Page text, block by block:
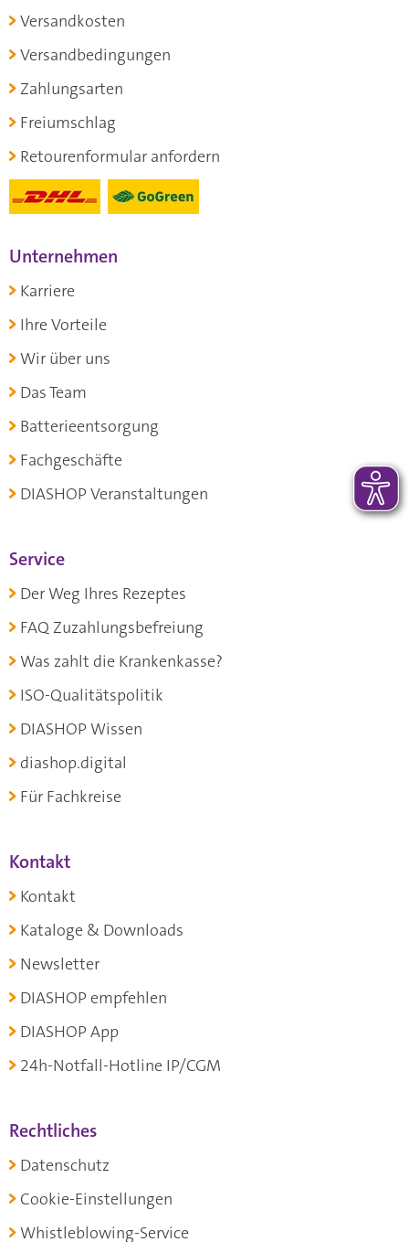
Versandkosten
Versandbedingungen
Zahlungsarten
Freiumschlag
Retourenformular anfordern
Unternehmen
Karriere
Ihre Vorteile
Wir über uns
Das Team
Batterieentsorgung
Fachgeschäfte
DIASHOP Veranstaltungen
Service
Der Weg Ihres Rezeptes
FAQ Zuzahlungsbefreiung
Was zahlt die Krankenkasse?
ISO-Qualitätspolitik
DIASHOP Wissen
diashop.digital
Für Fachkreise
Kontakt
Kontakt
Kataloge & Downloads
Newsletter
DIASHOP empfehlen
DIASHOP App
24h-Notfall-Hotline IP/CGM
Rechtliches
Datenschutz
Cookie-Einstellungen
Whistleblowing-Service